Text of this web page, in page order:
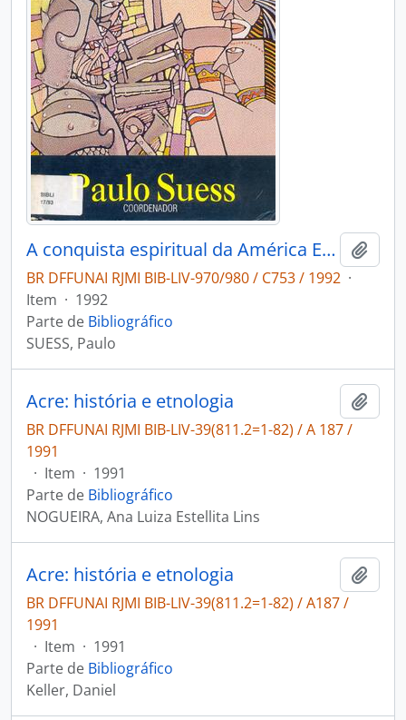
A conquista espiritual da América Espanhola: 200 documentos - século XVI.
BR DFFUNAI RJMI BIB-LIV-970/980 / C753 / 1992 ·
Item · 1992
Parte de Bibliográfico
SUESS, Paulo
Acre: história e etnologia
BR DFFUNAI RJMI BIB-LIV-39(811.2=1-82) / A 187 /
1991
· Item · 1991
Parte de Bibliográfico
NOGUEIRA, Ana Luiza Estellita Lins
Acre: história e etnologia
BR DFFUNAI RJMI BIB-LIV-39(811.2=1-82) / A187 /
1991
· Item · 1991
Parte de Bibliográfico
Keller, Daniel